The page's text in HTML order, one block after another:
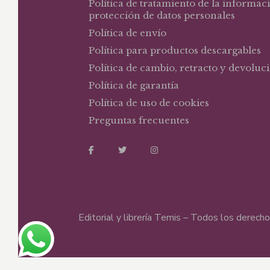
Política de tratamiento de la
protección de datos personales
Política de envío
Política para productos descargables
Política de cambio, retracto y
Política de garantía
Política de uso de cookies
Preguntas frecuentes
Editorial y librería Temis – Todos los